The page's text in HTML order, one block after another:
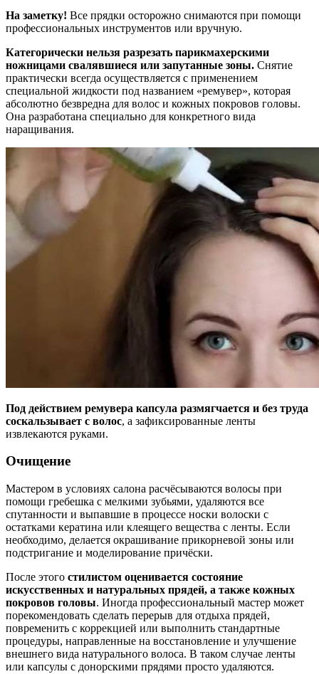
На заметку! Все прядки осторожно снимаются при помощи
профессиональных инструментов или вручную.
Категорически нельзя разрезать парикмахерскими
ножницами свалявшиеся или запутанные зоны. Снятие
практически всегда осуществляется с применением
специальной жидкости под названием «ремувер», которая
абсолютно безвредна для волос и кожных покровов головы.
Она разработана специально для конкретного вида
наращивания.
Под действием ремувера капсула размягчается и без труда
соскальзывает с волос, а зафиксированные ленты
извлекаются руками.
Очищение
Мастером в условиях салона расчёсываются волосы при
помощи гребешка с мелкими зубьями, удаляются все
спутанности и выпавшие в процессе носки волоски с
остатками кератина или клеящего вещества с ленты. Если
необходимо, делается окрашивание прикорневой зоны или
подстригание и моделирование причёски.
После этого стилистом оценивается состояние
искусственных и натуральных прядей, а также кожных
покровов головы. Иногда профессиональный мастер может
порекомендовать сделать перерыв для отдыха прядей,
повременить с коррекцией или выполнить стандартные
процедуры, направленные на восстановление и улучшение
внешнего вида натурального волоса. В таком случае ленты
или капсулы с донорскими прядями просто удаляются.